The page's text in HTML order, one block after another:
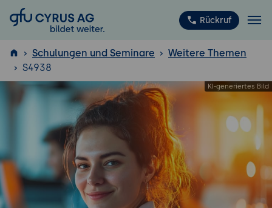
GFU Cyrus AG Rückruf
ISTQB ®
Schulungen und Seminare
Weitere Themen
S4938